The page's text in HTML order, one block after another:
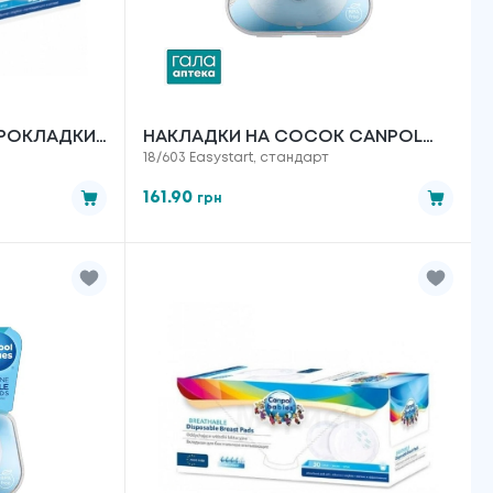
60
НАКЛАДКИ НА СОСОК CANPOL
BABIES EASYSTART 18/603
СИЛІКОНОВІ, РОЗМІР L, 2 ШТ
18/603 Easystart, стандарт
161.90 грн